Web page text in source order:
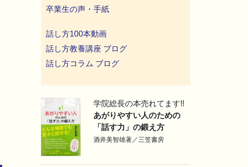
卒業生の声・手紙
話し方100本動画
話し方教養講座 ブログ
話し方コラム ブログ
学院総長の本売れてます!!
あがりやすい人のための
「話す力」の鍛え方
酒井美智雄著／三笠書房